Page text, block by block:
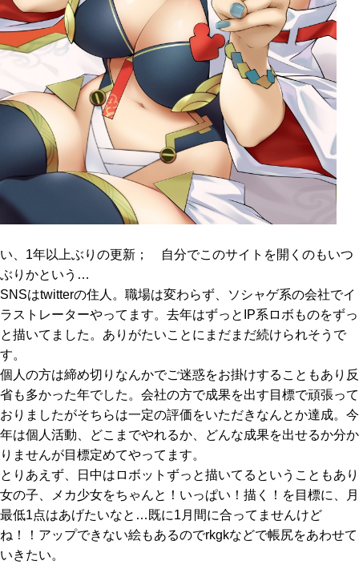
い、1年以上ぶりの更新； 自分でこのサイトを開くのもいつ
ぶりかという…
SNSはtwitterの住人。職場は変わらず、ソシャゲ系の会社でイ
ラストレーターやってます。去年はずっとIP系ロボものをずっ
と描いてました。ありがたいことにまだまだ続けられそうで
す。
個人の方は締め切りなんかでご迷惑をお掛けすることもあり反
省も多かった年でした。会社の方で成果を出す目標で頑張って
おりましたがそちらは一定の評価をいただきなんとか達成。今
年は個人活動、どこまでやれるか、どんな成果を出せるか分か
りませんが目標定めてやってます。
とりあえず、日中はロボットずっと描いてるということもあり
女の子、メカ少女をちゃんと！いっぱい！描く！を目標に、月
最低1点はあげたいなと…既に1月間に合ってませんけど
ね！！アップできない絵もあるのでrkgkなどで帳尻をあわせて
いきたい。